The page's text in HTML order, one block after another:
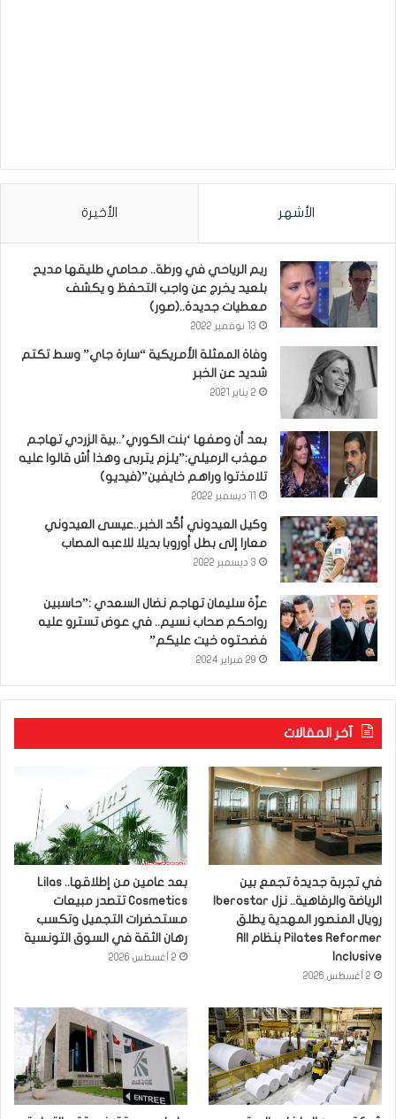
الأشهر الأخيرة
ريم الرياحي في ورطة.. محامي طليقها مديح
بلعيد يخرج عن واجب التحفظ و يكشف
معطيات جديدة..(صور)
13 نوفمبر 2022
وفاة الممثلة الأمريكية “سارة جاي” وسط تكتم
شديد عن الخبر
2 يناير 2021
بعد أن وصفها ‘بنت الكوري’..بية الزردي تهاجم
مهذب الرميلي:”يلزم يتربى وهذا أش قالوا عليه
تلامذتوا وراهم خايفين”(فيديو)
وكيل العيدوني أكّد الخبر..عيسى العيدوني
معارا إلى بطل أوروبا بديلا للاعبه المصاب
3 ديسمبر 2022
عزّة سليمان تهاجم نضال السعدي :”حاسبين
رواحكم صحاب نسيم.. في عوض تسترو عليه
فضحتوه خيت عليكم”
29 فبراير 2024
آخر المقالات
في تجربة جديدة تجمع بين
رويال المنصور المهدية يطلق
Pilates Reformer بنظام All
Inclusive
2 أغسطس 2026
بعد عامين من إطلاقها.. Lilas
Cosmetics تتصدر مبيعات
مستحضرات التجميل وتكسب
رهان الثقة في السوق التونسية
2 أغسطس 2026